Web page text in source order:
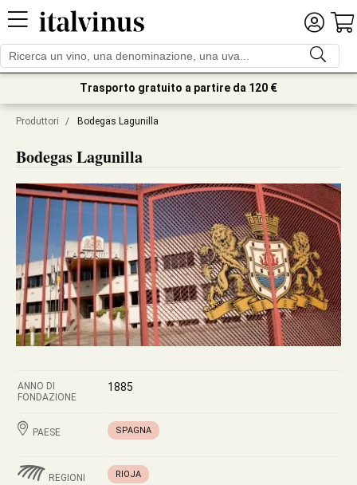
Trasporto gratuito a partire da 120 €
Produttori / Bodegas Lagunilla
Bodegas Lagunilla
ANNO DI
FONDAZIONE
1885
PAESE SPAGNA
REGIONI RIOJA